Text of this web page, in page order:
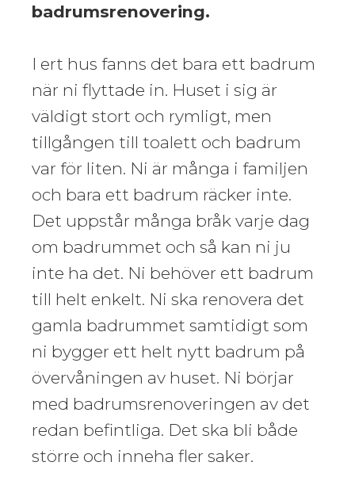
badrumsrenovering.
I ert hus fanns det bara ett badrum
när ni flyttade in. Huset i sig är
väldigt stort och rymligt, men
tillgången till toalett och badrum
var för liten. Ni är många i familjen
och bara ett badrum räcker inte.
Det uppstår många bråk varje dag
om badrummet och så kan ni ju
inte ha det. Ni behöver ett badrum
till helt enkelt. Ni ska renovera det
gamla badrummet samtidigt som
ni bygger ett helt nytt badrum på
övervåningen av huset. Ni börjar
med badrumsrenoveringen av det
redan befintliga. Det ska bli både
större och inneha fler saker.